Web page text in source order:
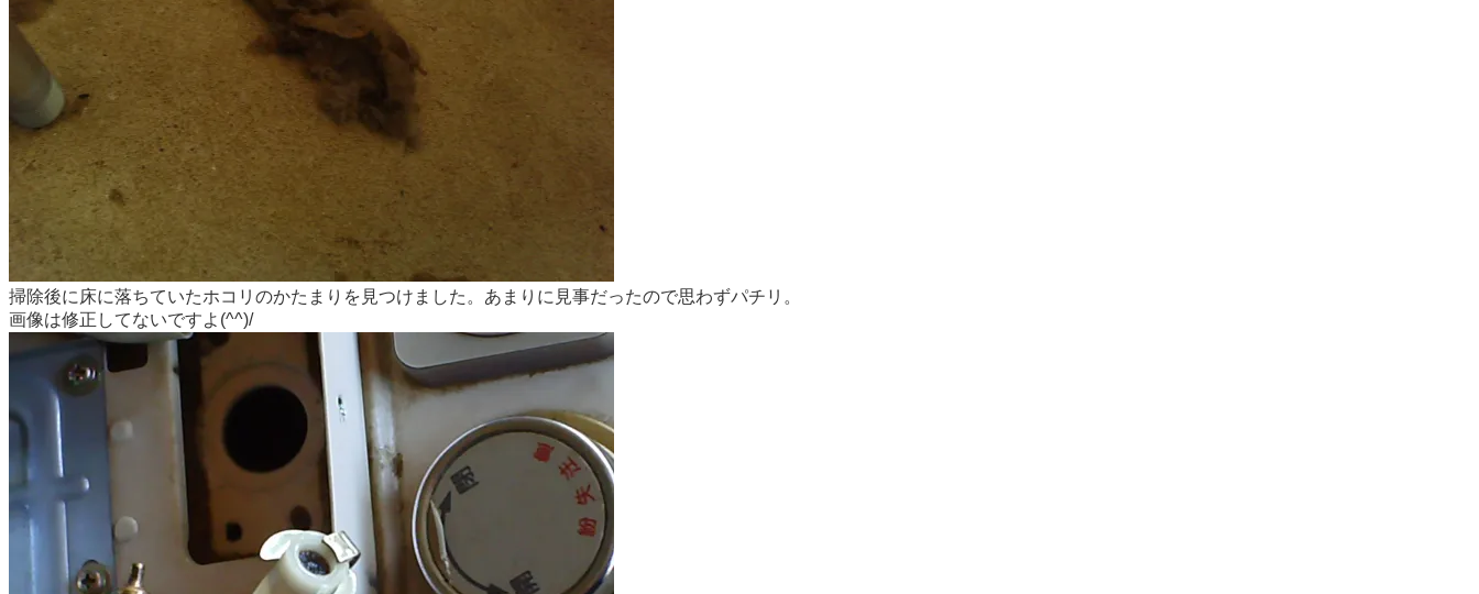
掃除後に床に落ちていたホコリのかたまりを見つけました。あまりに見事だったので思わずパチリ。
画像は修正してないですよ(^^)/